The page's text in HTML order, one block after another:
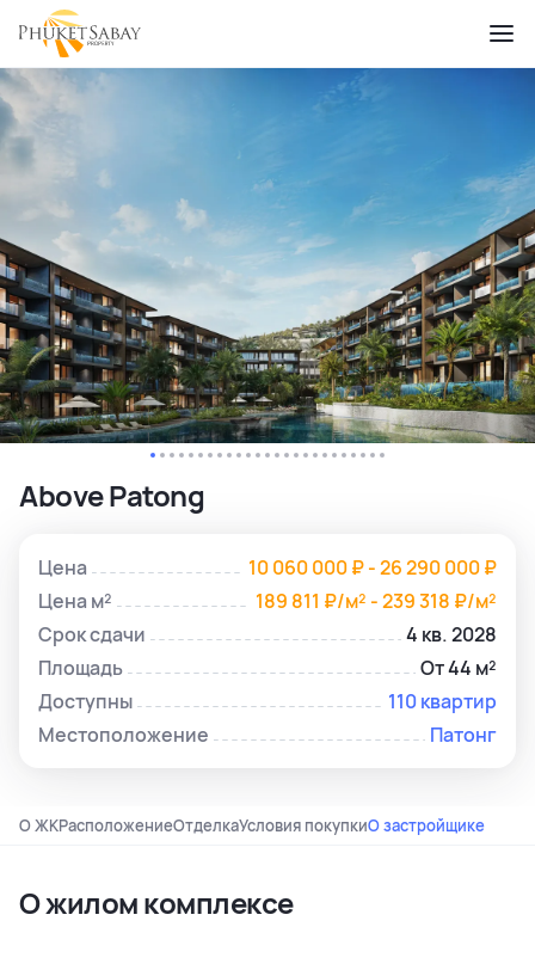
Above Patong
Цена
10 060 000 ₽ - 26 290 000 ₽
Цена м²
189 811 ₽/м² - 239 318 ₽/м²
Срок сдачи
4 кв. 2028
Площадь
От 44 м²
Доступны
110 квартир
Местоположение
Патонг
О ЖКРасположениеОтделкаУсловия покупкиО застройщике
О жилом комплексе